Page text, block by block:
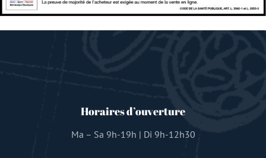
Horaires d’ouverture
Ma – Sa 9h-19h | Di 9h-12h30